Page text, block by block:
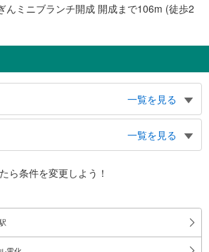
んミニブランチ開成 開成まで106m (徒歩2
一覧を見る
ロマンスカー）、水辺スポーツ公園、開成庭園の
等学校、タクシーのりば
一覧を見る
ら条件を変更しよう！